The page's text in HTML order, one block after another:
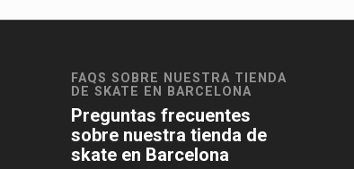
FAQS SOBRE NUESTRA TIENDA
DE SKATE EN BARCELONA
Preguntas frecuentes
sobre nuestra tienda de
skate en Barcelona